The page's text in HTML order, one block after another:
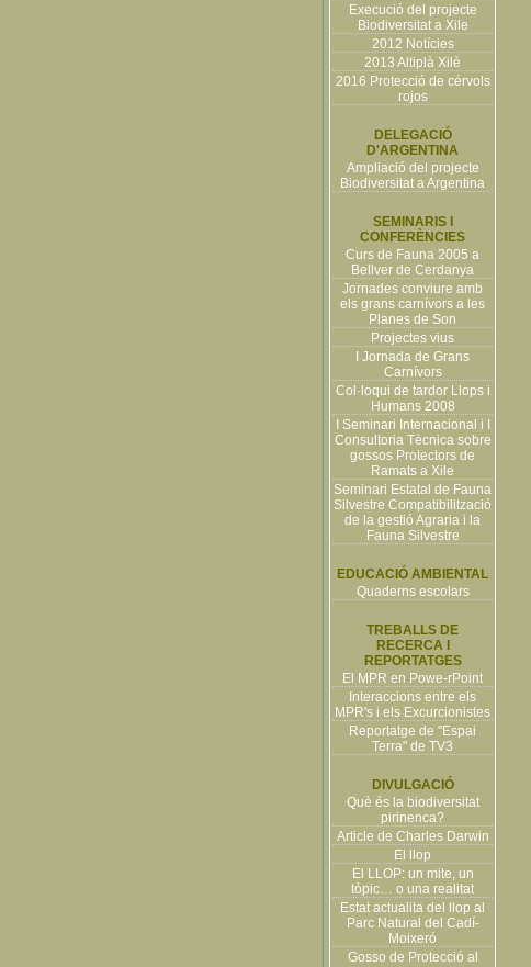
Execució del projecte
Biodiversitat a Xile
2012 Notícies
2013 Altiplà Xilè
2016 Protecció de cérvols
rojos
DELEGACIÓ
D'ARGENTINA
Ampliació del projecte
Biodiversitat a Argentina
SEMINARIS I
CONFERÈNCIES
Curs de Fauna 2005 a
Bellver de Cerdanya
Jornades conviure amb
els grans carnívors a les
Planes de Son
Projectes vius
I Jornada de Grans
Carnívors
Col·loqui de tardor Llops i
Humans 2008
I Seminari Internacional i I
Consultoria Tècnica sobre
gossos Protectors de
Ramats a Xile
Seminari Estatal de Fauna
Silvestre Compatibilització
de la gestió Agraria i la
Fauna Silvestre
EDUCACIÓ AMBIENTAL
Quaderns escolars
TREBALLS DE
RECERCA I
REPORTATGES
El MPR en Powe-rPoint
Interaccions entre els
MPR's i els Excurcionistes
Reportatge de "Espai
Terra" de TV3
DIVULGACIÓ
Què és la biodiversitat
pirinenca?
Article de Charles Darwin
El llop
El LLOP: un mite, un
tòpic… o una realitat
Estat actualita del llop al
Parc Natural del Cadí-
Moixeró
Gosso de Protecció al